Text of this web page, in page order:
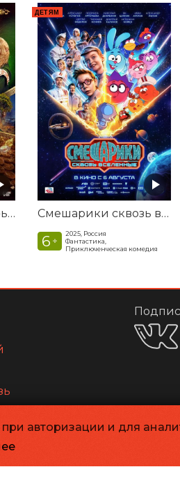
Последний богатырь. Колобок
ДЕТЯМ
Смешарики сквозь вселенные
6 +
2025, Россия
Фантастика,
Приключенческая комедия
авторизации и для